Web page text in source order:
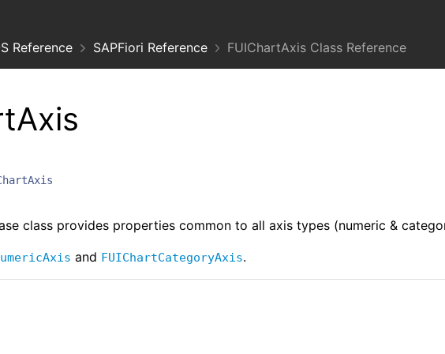
Reference
SAPFiori Reference FUIChartAxis Class Reference
class provides properties common to all axis types (numeric &
and FUIChartCategoryAxis.